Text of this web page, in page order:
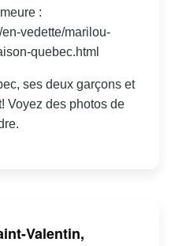
:
vedette/marilou-
quebec.html
ses deux garçons et
Voyez des photos de
Valentin,